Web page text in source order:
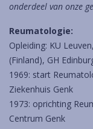
onderdeel van onze
Reumatologie:
Opleiding: KU
(Finland), GH
1969: start
Ziekenhuis Genk
1973: oprichting
Centrum Genk